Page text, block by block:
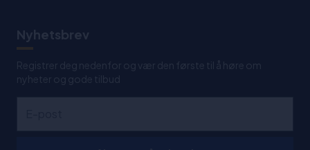
Nyhetsbrev
Registrer deg nedenfor og vær den første til å høre om
nyheter og gode tilbud